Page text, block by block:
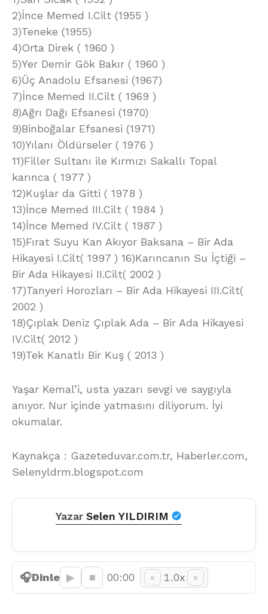
2)İnce Memed I.Cilt (1955 )
3)Teneke (1955)
4)Orta Direk ( 1960 )
5)Yer Demir Gök Bakır ( 1960 )
6)Üç Anadolu Efsanesi (1967)
7)İnce Memed II.Cilt ( 1969 )
8)Ağrı Dağı Efsanesi (1970)
9)Binboğalar Efsanesi (1971)
10)Yılanı Öldürseler ( 1976 )
11)Filler Sultanı ile Kırmızı Sakallı Topal
karınca ( 1977 )
12)Kuşlar da Gitti ( 1978 )
13)İnce Memed III.Cilt ( 1984 )
14)İnce Memed IV.Cilt ( 1987 )
15)Fırat Suyu Kan Akıyor Baksana – Bir Ada
Hikayesi I.Cilt( 1997 ) 16)Karıncanın Su İçtiği –
Bir Ada Hikayesi II.Cilt( 2002 )
17)Tanyeri Horozları – Bir Ada Hikayesi III.Cilt(
2002 )
18)Çıplak Deniz Çıplak Ada – Bir Ada Hikayesi
IV.Cilt( 2012 )
19)Tek Kanatlı Bir Kuş ( 2013 )
Yaşar Kemal’i, usta yazarı sevgi ve saygıyla
anıyor. Nur içinde yatmasını diliyorum. İyi
okumalar.
Kaynakça : Gazeteduvar.com.tr, Haberler.com,
Selenyldrm.blogspot.com
Yazar Selen YILDIRIM
🎧Dinle ▶︎ ■ 00:00 « 1.0x »